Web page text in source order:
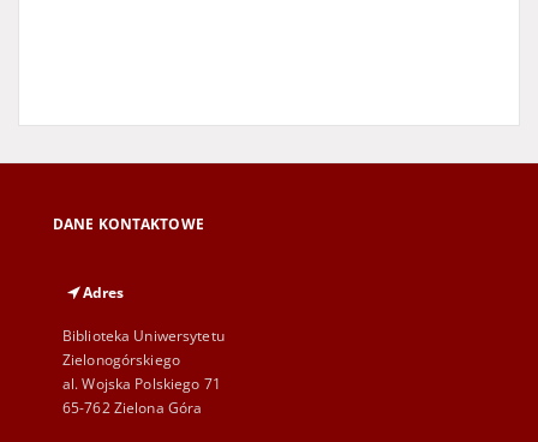
DANE KONTAKTOWE
Adres
Biblioteka Uniwersytetu
Zielonogórskiego
al. Wojska Polskiego 71
65-762 Zielona Góra